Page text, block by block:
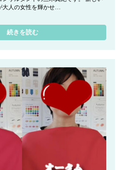
大人の女性を輝かせ…
続きを読む